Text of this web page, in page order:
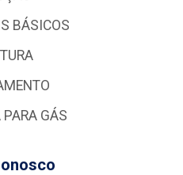
BÁSICOS
GÁS